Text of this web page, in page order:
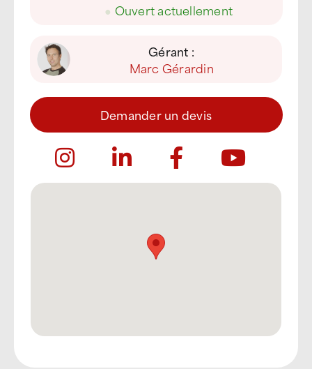
● Ouvert actuellement
Gérant :
Marc Gérardin
Demander un devis